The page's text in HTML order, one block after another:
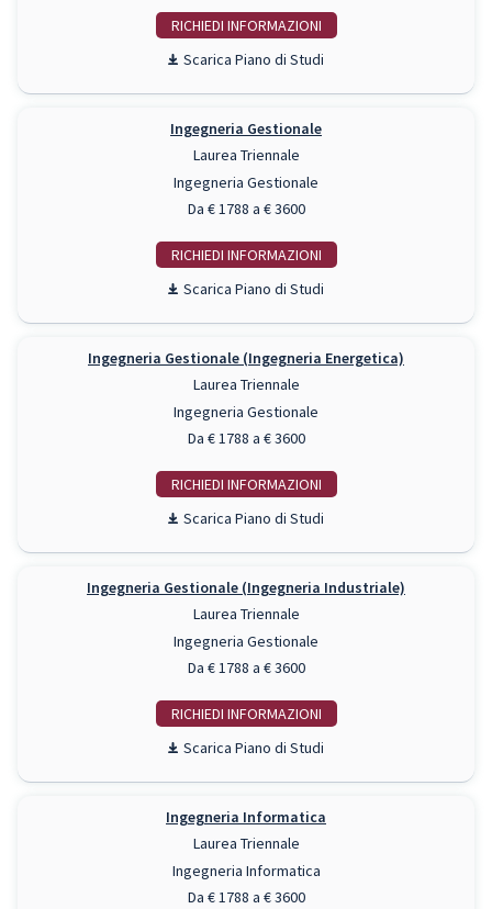
RICHIEDI INFO
Piano di Studi
Ingegneria Gestionale
Laurea Triennale
Ingegneria Gestionale
Da € 1788 a € 3600
RICHIEDI INFO
Piano di Studi
Ingegneria Gestionale (Ingegneria Energetica)
Laurea Triennale
Ingegneria Gestionale
Da € 1788 a € 3600
RICHIEDI INFO
Piano di Studi
Ingegneria Gestionale (Ingegneria Industriale)
Laurea Triennale
Ingegneria Gestionale
Da € 1788 a € 3600
RICHIEDI INFO
Piano di Studi
Ingegneria Informatica
Laurea Triennale
Ingegneria Informatica
Da € 1788 a € 3600